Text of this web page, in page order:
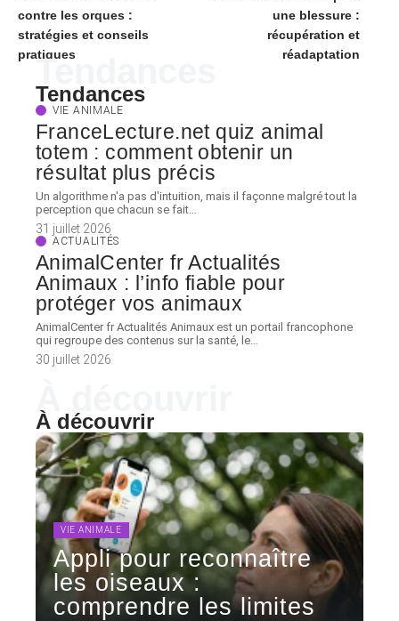
contre les orques :
stratégies et conseils
pratiques
une blessure :
récupération et
réadaptation
Tendances
Tendances
VIE ANIMALE
FranceLecture.net quiz animal
totem : comment obtenir un
résultat plus précis
Un algorithme n'a pas d'intuition, mais il façonne malgré tout la
perception que chacun se fait
31 juillet 2026
ACTUALITÉS
AnimalCenter fr Actualités
Animaux : l’info fiable pour
protéger vos animaux
AnimalCenter fr Actualités Animaux est un portail francophone
qui regroupe des contenus sur la santé, le
30 juillet 2026
À découvrir
VIE ANIMALE
Appli pour reconnaître
les oiseaux :
comprendre les limites